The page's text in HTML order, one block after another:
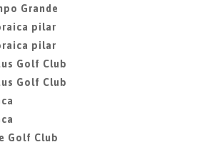
Grande
pilar
pilar
Golf Club
Golf Club
Golf Club